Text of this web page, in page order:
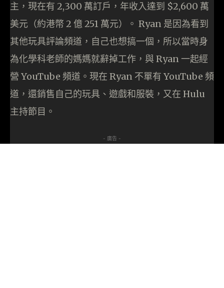
主，現在有 2,300 萬訂戶，年收入達到 $2,600 萬
美元（約港幣 2 億 251 萬元）。 Ryan 是因為看到
其他玩具評論頻道，自己也想搞一個，所以當時身
為化學科老師的媽媽就辭掉工作，與 Ryan 一起經
營 YouTube 頻道。現在 Ryan 不單有 YouTube 頻
道，還銷售自己的玩具、遊戲和服裝，又在 Hulu
主持節目。
- 廣告 -